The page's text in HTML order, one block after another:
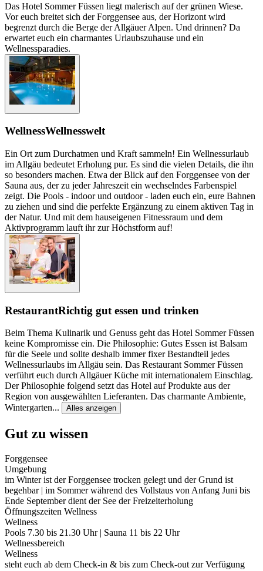
Das Hotel Sommer Füssen liegt malerisch auf der grünen Wiese.
Vor euch breitet sich der Forggensee aus, der Horizont wird
begrenzt durch die Berge der Allgäuer Alpen. Und drinnen? Da
erwartet euch ein charmantes Urlaubszuhause und ein
Wellnessparadies.
WellnessWellnesswelt
Ein Ort zum Durchatmen und Kraft sammeln! Ein Wellnessurlaub
im Allgäu bedeutet Erholung pur. Es sind die vielen Details, die ihn
so besonders machen. Etwa der Blick auf den Forggensee von der
Sauna aus, der zu jeder Jahreszeit ein wechselndes Farbenspiel
zeigt. Die Pools - indoor und outdoor - laden euch ein, eure Bahnen
zu ziehen und sind die perfekte Ergänzung zu einem aktiven Tag in
der Natur. Und mit dem hauseigenen Fitnessraum und dem
Aktivprogramm lauft ihr zur Höchstform auf!
RestaurantRichtig gut essen und trinken
Beim Thema Kulinarik und Genuss geht das Hotel Sommer Füssen
keine Kompromisse ein. Die Philosophie: Gutes Essen ist Balsam
für die Seele und sollte deshalb immer fixer Bestandteil jedes
Wellnessurlaubs im Allgäu sein. Das Restaurant Sommer Füssen
verführt euch durch Allgäuer Küche mit internationalem Einschlag.
Der Philosophie folgend setzt das Hotel auf Produkte aus der
Region von ausgewählten Lieferanten. Das charmante Ambiente,
Wintergarten... Alles anzeigen
Gut zu wissen
Forggensee
Umgebung
im Winter ist der Forggensee trocken gelegt und der Grund ist
begehbar | im Sommer während des Vollstaus von Anfang Juni bis
Ende September dient der See der Freizeiterholung
Öffnungszeiten Wellness
Wellness
Pools 7.30 bis 21.30 Uhr | Sauna 11 bis 22 Uhr
Wellnessbereich
Wellness
steht euch ab dem Check-in & bis zum Check-out zur Verfügung